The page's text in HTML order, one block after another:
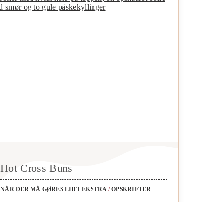
Hot Cross Buns
NÅR DER MÅ GØRES LIDT EKSTRA/OPSKRIFTER